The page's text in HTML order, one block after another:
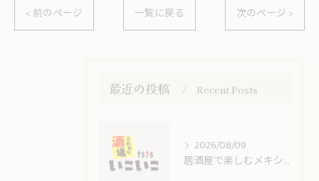
< 前のページ 一覧に戻る 次のページ >
最近の投稿 Recent Posts
2026/08/09
居酒屋で楽しむメキシカン料理の魅力と人気メニュー徹底解説